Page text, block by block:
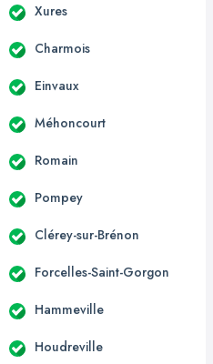
Xures
Charmois
Einvaux
Méhoncourt
Romain
Pompey
Clérey-sur-Brénon
Forcelles-Saint-Gorgon
Hammeville
Houdreville